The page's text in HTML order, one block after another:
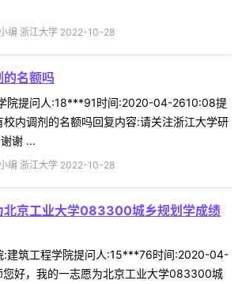
编 浙江大学 2022-10-28
名额吗
院提问人:18***91时间:2020-04-2610:08提
内调剂的名额吗回复内容:请关注浙江大学研
谢 ...
编 浙江大学 2022-10-28
北京工业大学083300城乡规划学成绩
:建筑工程学院提问人:15***76时间:2020-04-
好，我的一志愿为北京工业大学083300城